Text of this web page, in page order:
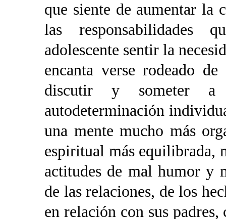
que siente de aumentar la
las responsabilidades
adolescente sentir la
encanta verse rodeado
discutir y someter a
autodeterminación
una mente mucho más
espiritual más equilibrada,
actitudes de mal humor y
de las relaciones, de los
en relación con sus